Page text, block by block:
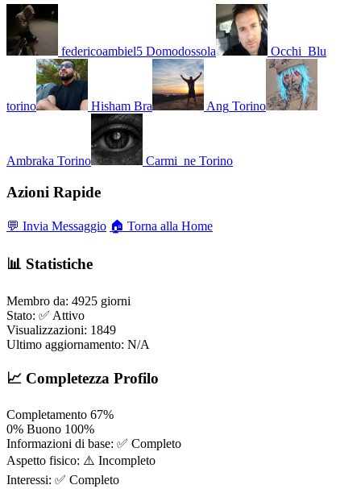
federicoambiel5 Domodossola Occhi_Blu
torino Hisham Bra Ang Torino
Ambraka Torino Carmi_ne Torino
Azioni Rapide
💬 Invia Messaggio 🏠 Torna alla Home
📊 Statistiche
Membro da: 4925 giorni
Stato: ✅ Attivo
Visualizzazioni: 1849
Ultimo aggiornamento: N/A
📈 Completezza Profilo
Completamento 67%
0% Buono 100%
Informazioni di base: ✅ Completo
Aspetto fisico: ⚠️ Incompleto
Interessi: ✅ Completo